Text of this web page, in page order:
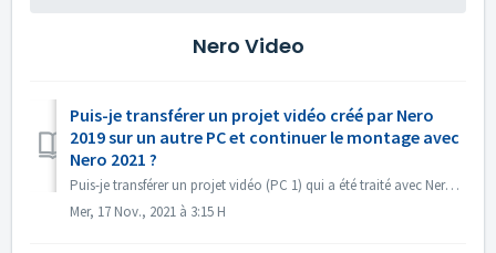
Nero Video
Puis-je transférer un projet vidéo créé par Nero
2019 sur un autre PC et continuer le montage avec
Nero 2021 ?
Puis-je transférer un projet vidéo (PC 1) qui a été traité avec Nero 2019 vers un autre PC (PC 2) et continuer le montage avec Nero 2021 ? Oui, vous pouvez ...
Mer, 17 Nov., 2021 à 3:15 H